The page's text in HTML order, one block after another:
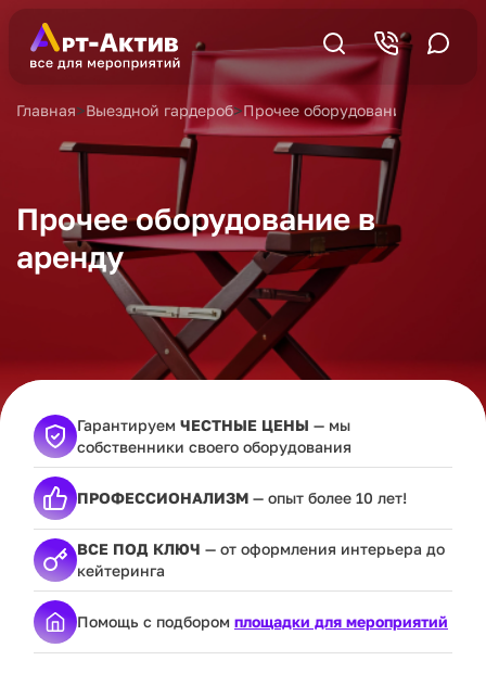
Главная>Выездной гардероб>Прочее оборудование в аренду
Прочее оборудование в
аренду
Гарантируем ЧЕСТНЫЕ ЦЕНЫ — мы
собственники своего оборудования
ПРОФЕССИОНАЛИЗМ — опыт более 10 лет!
ВСЕ ПОД КЛЮЧ — от оформления интерьера до
кейтеринга
Помощь с подбором площадки для мероприятий